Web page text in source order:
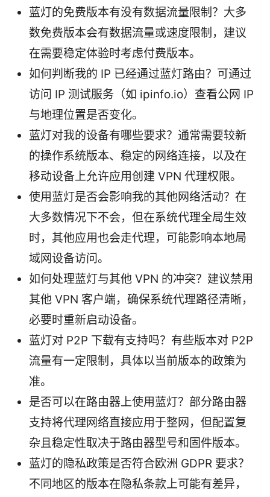
蓝灯的免费版本有没有数据流量限制？大多
数免费版本会有数据流量或速度限制，建议
在需要稳定体验时考虑付费版本。
如何判断我的 IP 已经通过蓝灯路由？可通过
访问 IP 测试服务（如 ipinfo.io）查看公网 IP
与地理位置是否变化。
蓝灯对我的设备有哪些要求？通常需要较新
的操作系统版本、稳定的网络连接，以及在
移动设备上允许应用创建 VPN 代理权限。
使用蓝灯是否会影响我的其他网络活动？在
大多数情况下不会，但在系统代理全局生效
时，其他应用也会走代理，可能影响本地局
域网设备访问。
如何处理蓝灯与其他 VPN 的冲突？建议禁用
其他 VPN 客户端，确保系统代理路径清晰，
必要时重新启动设备。
蓝灯对 P2P 下载有支持吗？有些版本对 P2P
流量有一定限制，具体以当前版本的政策为
准。
是否可以在路由器上使用蓝灯？部分路由器
支持将代理网络直接应用于整网，但配置复
杂且稳定性取决于路由器型号和固件版本。
蓝灯的隐私政策是否符合欧洲 GDPR 要求？
不同地区的版本在隐私条款上可能有差异，